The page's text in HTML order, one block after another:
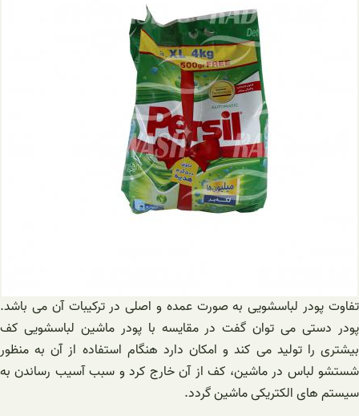
تفاوت پودر لباسشویی به صورت عمده و اصلی در ترکیبات آن می باشد.
پودر دستی می توان گفت در مقایسه با پودر ماشین لباسشویی کف
بیشتری را تولید می کند و امکان دارد هنگام استفاده از آن به منظور
شستشو لباس در ماشین، کف از آن خارج کرد و سبب آسیب رساندن به
سیستم های الکتریکی ماشین گردد.